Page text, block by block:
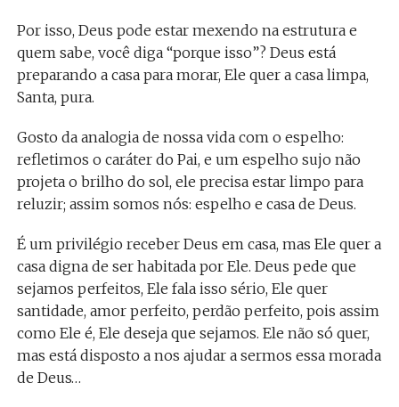
Por isso, Deus pode estar mexendo na estrutura e
quem sabe, você diga “porque isso”? Deus está
preparando a casa para morar, Ele quer a casa limpa,
Santa, pura.
Gosto da analogia de nossa vida com o espelho:
refletimos o caráter do Pai, e um espelho sujo não
projeta o brilho do sol, ele precisa estar limpo para
reluzir; assim somos nós: espelho e casa de Deus.
É um privilégio receber Deus em casa, mas Ele quer a
casa digna de ser habitada por Ele. Deus pede que
sejamos perfeitos, Ele fala isso sério, Ele quer
santidade, amor perfeito, perdão perfeito, pois assim
como Ele é, Ele deseja que sejamos. Ele não só quer,
mas está disposto a nos ajudar a sermos essa morada
de Deus…